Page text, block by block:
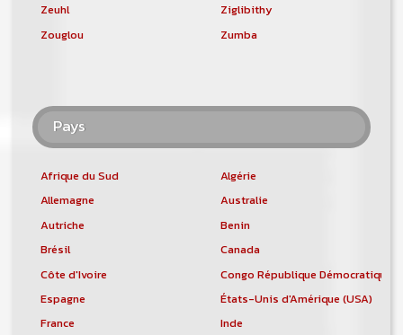
Zeuhl
Ziglibithy
Zouglou
Zumba
Pays
Afrique du Sud
Algérie
Allemagne
Australie
Autriche
Benin
Brésil
Canada
Côte d'Ivoire
Congo République Démocratique
Espagne
États-Unis d'Amérique (USA)
France
Inde